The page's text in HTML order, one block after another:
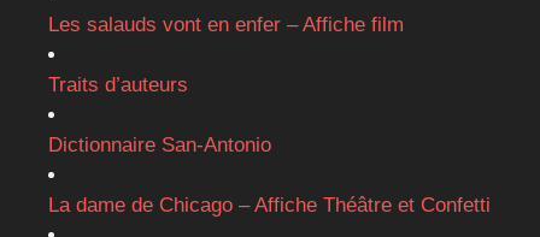
Les salauds vont en enfer – Affiche film
Traits d’auteurs
Dictionnaire San-Antonio
La dame de Chicago – Affiche Théâtre et Confetti